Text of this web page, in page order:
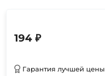
194 ₽
Гарантия лучшей цены